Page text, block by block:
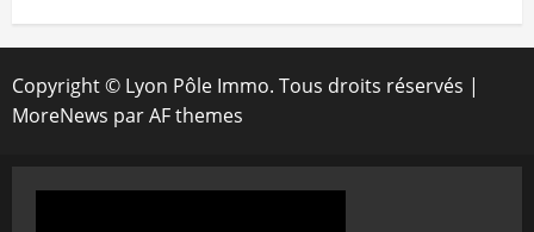
Copyright © Lyon Pôle Immo. Tous droits réservés |
MoreNews par AF themes